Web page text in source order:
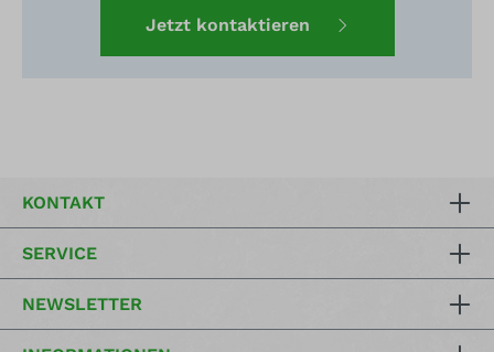
Jetzt kontaktieren
KONTAKT
SERVICE
NEWSLETTER